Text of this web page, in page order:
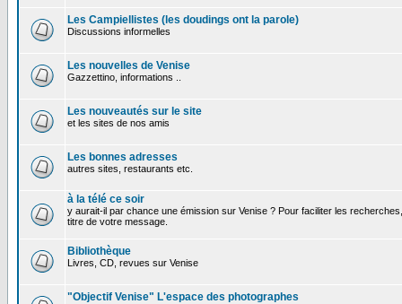
Les Campiellistes (les doudings ont la parole)
Discussions informelles
Les nouvelles de Venise
Gazzettino, informations ..
Les nouveautés sur le site
et les sites de nos amis
Les bonnes adresses
autres sites, restaurants etc.
à la télé ce soir
y aurait-il par chance une émission sur Venise ? Pour faciliter les
titre de votre message.
Bibliothèque
Livres, CD, revues sur Venise
"Objectif Venise" L'espace des photographes